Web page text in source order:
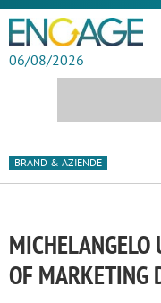
06/08/2026
BRAND & AZIENDE
MICHELANGELO
OF MARKETING